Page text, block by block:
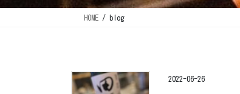
HOME blog
2022-06-26